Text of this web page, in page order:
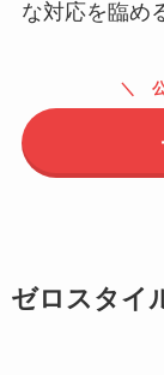
な対応を臨め
ゼロスタイ